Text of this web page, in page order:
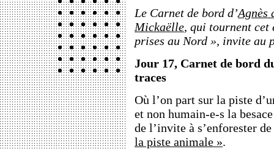
Le Carnet de bord d’Agnès
Mickaëlle, qui tournent cet
prises au Nord », invite au
Jour 17, Carnet de bord
traces
Où l’on part sur la piste
et non humain-e-s la
de l’invite à s’enforester
la piste animale ».